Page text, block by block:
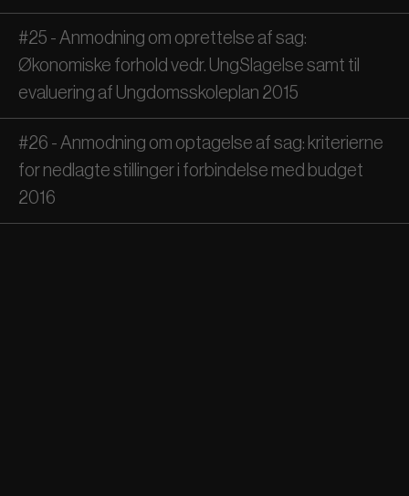
#25 - Anmodning om oprettelse af sag:
Økonomiske forhold vedr. UngSlagelse samt til
evaluering af Ungdomsskoleplan 2015
#26 - Anmodning om optagelse af sag: kriterierne
for nedlagte stillinger i forbindelse med budget
2016